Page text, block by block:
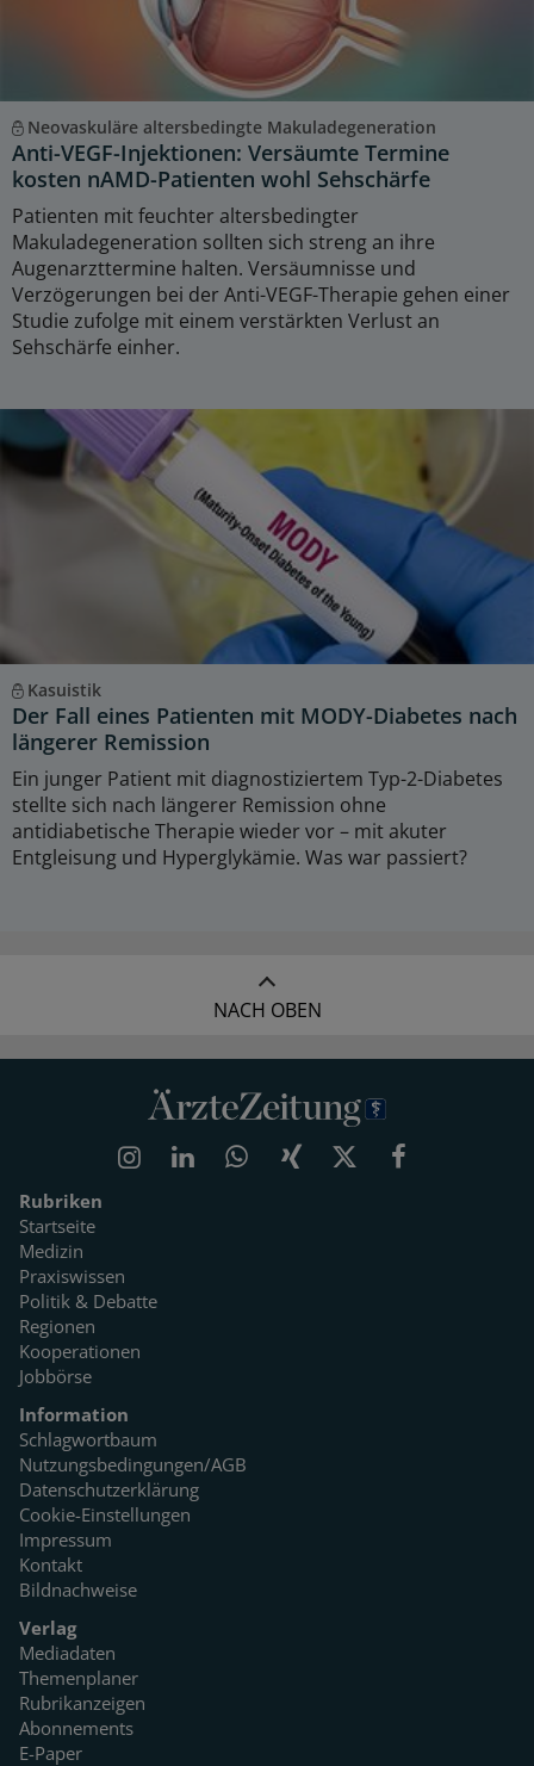
Neovaskuläre altersbedingte Makuladegeneration
Anti-VEGF-Injektionen: Versäumte Termine
kosten nAMD-Patienten wohl Sehschärfe
Patienten mit feuchter altersbedingter
Makuladegeneration sollten sich streng an ihre
Augenarzttermine halten. Versäumnisse und
Verzögerungen bei der Anti-VEGF-Therapie gehen einer
Studie zufolge mit einem verstärkten Verlust an
Sehschärfe einher.
Kasuistik
Der Fall eines Patienten mit MODY-Diabetes nach
längerer Remission
Ein junger Patient mit diagnostiziertem Typ-2-Diabetes
stellte sich nach längerer Remission ohne
antidiabetische Therapie wieder vor – mit akuter
Entgleisung und Hyperglykämie. Was war passiert?
NACH OBEN
Rubriken
Startseite
Medizin
Praxiswissen
Politik & Debatte
Regionen
Kooperationen
Jobbörse
Information
Schlagwortbaum
Nutzungsbedingungen/AGB
Datenschutzerklärung
Cookie-Einstellungen
Impressum
Kontakt
Bildnachweise
Verlag
Mediadaten
Themenplaner
Rubrikanzeigen
Abonnements
E-Paper